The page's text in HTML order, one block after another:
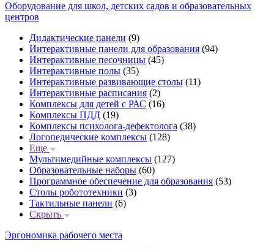
Оборудование для школ, детских садов и образовательных
центров
Дидактические панели (9)
Интерактивные панели для образования (94)
Интерактивные песочницы (45)
Интерактивные полы (35)
Интерактивные развивающие столы (11)
Интерактивные расписания (2)
Комплексы для детей с РАС (16)
Комплексы ПДД (19)
Комплексы психолога-дефектолога (38)
Логопедические комплексы (128)
Еще
Мультимедийные комплексы (127)
Образовательные наборы (60)
Программное обеспечение для образования (53)
Столы робототехники (3)
Тактильные панели (6)
Скрыть
Эргономика рабочего места